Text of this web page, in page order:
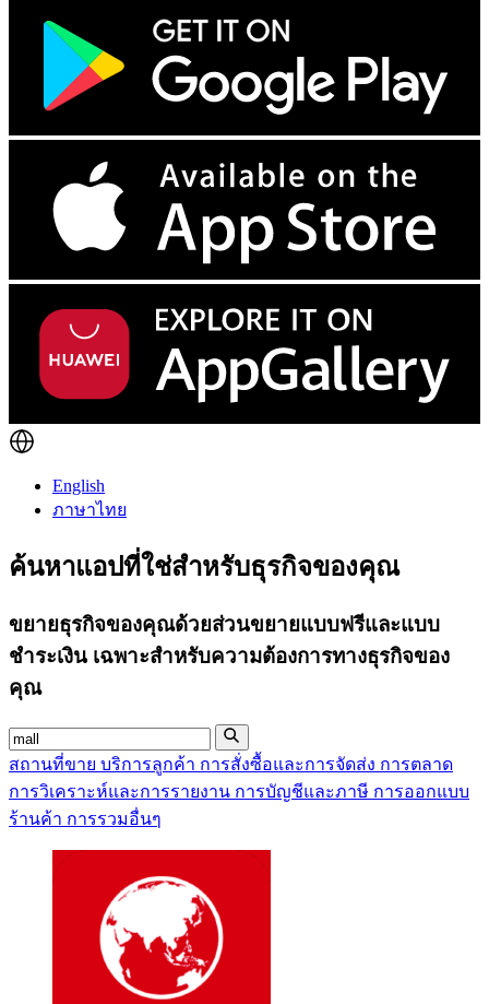
English
ภาษาไทย
ค้นหาแอปที่ใช่สำหรับธุรกิจของคุณ
ขยายธุรกิจของคุณด้วยส่วนขยายแบบฟรีและแบบ
ชำระเงิน เฉพาะสำหรับความต้องการทางธุรกิจของ
คุณ
สถานที่ขาย บริการลูกค้า การสั่งซื้อและการจัดส่ง การตลาด
การวิเคราะห์และการรายงาน การบัญชีและภาษี การออกแบบ
ร้านค้า การรวมอื่นๆ